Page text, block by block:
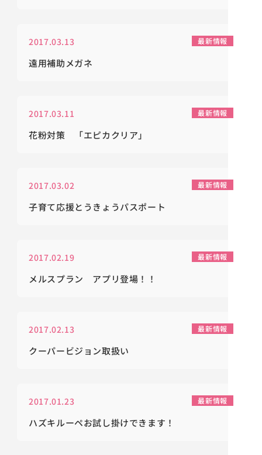
2017.03.13 最新情報
遠用補助メガネ
2017.03.11 最新情報
花粉対策 「エピカクリア」
2017.03.02 最新情報
子育て応援とうきょうパスポート
2017.02.19 最新情報
メルスプラン アプリ登場！！
2017.02.13 最新情報
クーパービジョン取扱い
2017.01.23 最新情報
ハズキルーペお試し掛けできます！